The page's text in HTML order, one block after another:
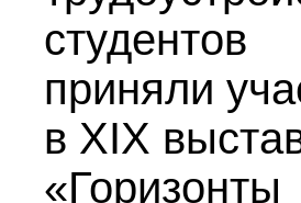
студентов
приняли
в XIX
«Горизонты